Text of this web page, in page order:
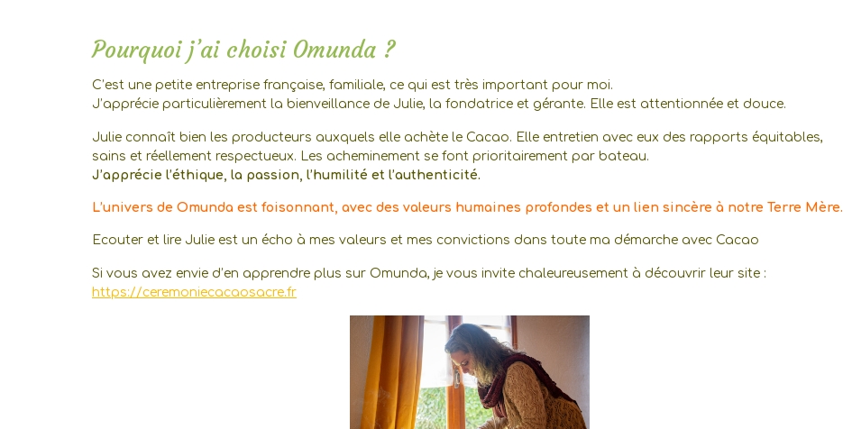
Pourquoi j’ai choisi Omunda ?
C’est une petite entreprise française, familiale, ce qui est très important pour moi.
J’apprécie particulièrement la bienveillance de Julie, la fondatrice et gérante. Elle est attentionnée et douce.
Julie connaît bien les producteurs auxquels elle achète le Cacao. Elle entretien avec eux des rapports équitables,
sains et réellement respectueux. Les acheminement se font prioritairement par bateau.
J’apprécie l’éthique, la passion, l’humilité et l’authenticité.
L’univers de Omunda est foisonnant, avec des valeurs humaines profondes et un lien sincère à notre Terre Mère.
Ecouter et lire Julie est un écho à mes valeurs et mes convictions dans toute ma démarche avec Cacao
Si vous avez envie d’en apprendre plus sur Omunda, je vous invite chaleureusement à découvrir leur site :
https://ceremoniecacaosacre.fr